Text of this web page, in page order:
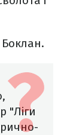
Боклан.
"Ліги